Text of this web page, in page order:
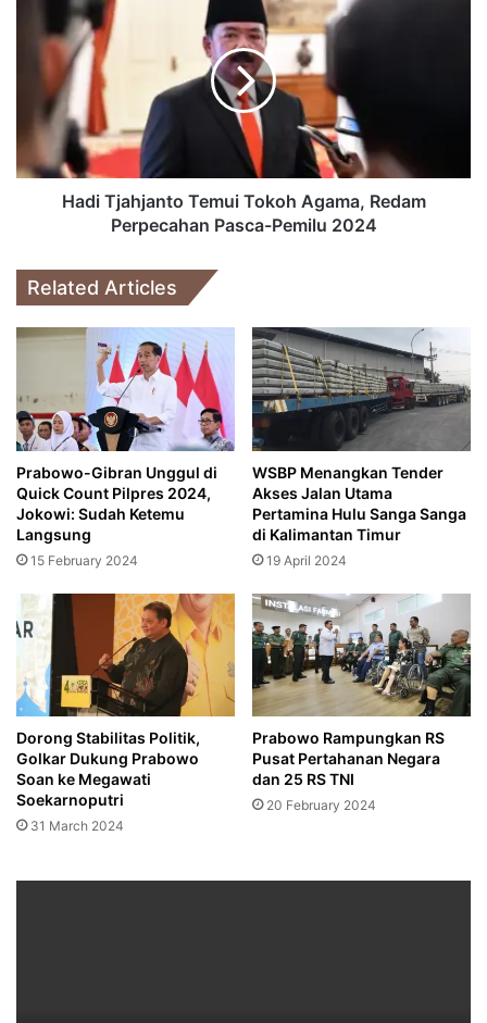
Tjahjanto
Temui
Agama,
Redam
Perpecahan
Pemilu
Hadi Tjahjanto Temui Tokoh Agama, Redam
Perpecahan Pasca-Pemilu 2024
Related Articles
Prabowo-Gibran Unggul di
Quick Count Pilpres 2024,
Jokowi: Sudah Ketemu
Langsung
15 February 2024
WSBP Menangkan Tender
Akses Jalan Utama
Pertamina Hulu Sanga Sanga
di Kalimantan Timur
19 April 2024
Dorong Stabilitas Politik,
Golkar Dukung Prabowo
Soan ke Megawati
Soekarnoputri
31 March 2024
Prabowo Rampungkan RS
Pusat Pertahanan Negara
dan 25 RS TNI
20 February 2024